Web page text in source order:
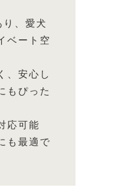
、愛犬
ベート空
、安心し
もぴった
応可能
も最適で